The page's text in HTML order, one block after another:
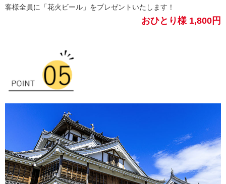
客様全員に「花火ビール」をプレゼントいたします！
おひとり様 1,800円